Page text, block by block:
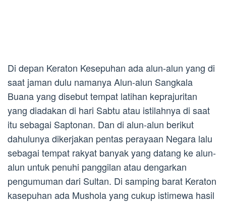
Di depan Keraton Kesepuhan ada alun-alun yang di
saat jaman dulu namanya Alun-alun Sangkala
Buana yang disebut tempat latihan keprajuritan
yang diadakan di hari Sabtu atau istilahnya di saat
itu sebagai Saptonan. Dan di alun-alun berikut
dahulunya dikerjakan pentas perayaan Negara lalu
sebagai tempat rakyat banyak yang datang ke alun-
alun untuk penuhi panggilan atau dengarkan
pengumuman dari Sultan. Di samping barat Keraton
kasepuhan ada Mushola yang cukup istimewa hasil